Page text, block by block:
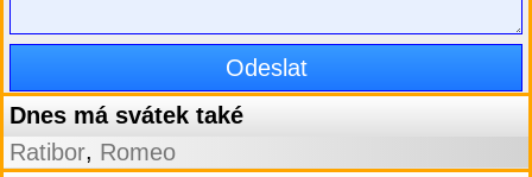
Dnes má svátek také
Ratibor, Romeo